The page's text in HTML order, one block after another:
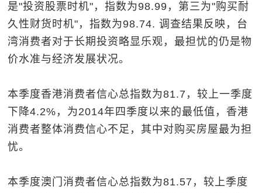
是"投资股票时机"，指数为98.99，第三为"购买耐
久性财货时机"，指数为98.74. 调查结果反映，台
湾消费者对于长期投资略显乐观，最担忧的仍是物
价水准与经济发展状况。
本季度香港消费者信心总指数为81.7，较上一季度
下降4.2%，为2014年四季度以来的最低值，香港
消费者整体消费信心不足，其中对购买房屋最为担
忧。
本季度澳门消费者信心总指数为81.57，较上季度